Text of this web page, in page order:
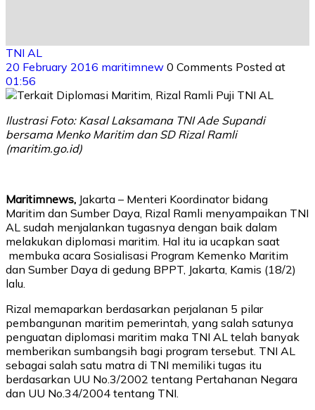
TNI AL
20 February 2016 maritimnew 0 Comments Posted at
01:56
Ilustrasi Foto: Kasal Laksamana TNI Ade Supandi
bersama Menko Maritim dan SD Rizal Ramli
(maritim.go.id)
Maritimnews, Jakarta – Menteri Koordinator bidang
Maritim dan Sumber Daya, Rizal Ramli menyampaikan TNI
AL sudah menjalankan tugasnya dengan baik dalam
melakukan diplomasi maritim. Hal itu ia ucapkan saat
membuka acara Sosialisasi Program Kemenko Maritim
dan Sumber Daya di gedung BPPT, Jakarta, Kamis (18/2)
lalu.
Rizal memaparkan berdasarkan perjalanan 5 pilar
pembangunan maritim pemerintah, yang salah satunya
penguatan diplomasi maritim maka TNI AL telah banyak
memberikan sumbangsih bagi program tersebut. TNI AL
sebagai salah satu matra di TNI memiliki tugas itu
berdasarkan UU No.3/2002 tentang Pertahanan Negara
dan UU No.34/2004 tentang TNI.